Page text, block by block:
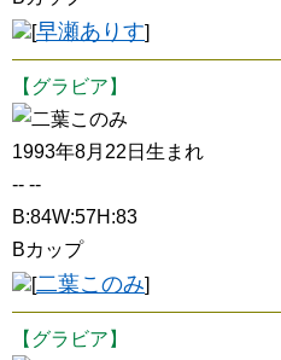
[早瀬ありす]
【グラビア】
二葉このみ
1993年8月22日生まれ
-- --
B:84W:57H:83
Bカップ
[二葉このみ]
【グラビア】